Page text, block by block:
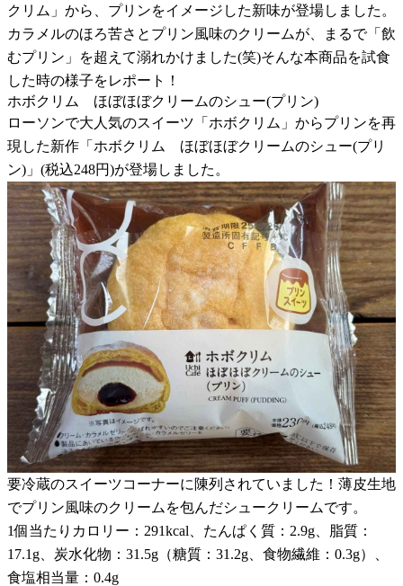
クリム」から、プリンをイメージした新味が登場しました。
カラメルのほろ苦さとプリン風味のクリームが、まるで「飲
むプリン」を超えて溺れかけました(笑)そんな本商品を試食
した時の様子をレポート！
ホボクリム ほぼほぼクリームのシュー(プリン)
ローソンで大人気のスイーツ「ホボクリム」からプリンを再
現した新作「ホボクリム ほぼほぼクリームのシュー(プリ
ン)」(税込248円)が登場しました。
要冷蔵のスイーツコーナーに陳列されていました！薄皮生地
でプリン風味のクリームを包んだシュークリームです。
1個当たりカロリー：291kcal、たんぱく質：2.9g、脂質：
17.1g、炭水化物：31.5g（糖質：31.2g、食物繊維：0.3g）、
食塩相当量：0.4g